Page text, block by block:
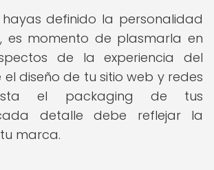
definido la personalidad
es momento de plasmarla en
de la experiencia del
el diseño de tu sitio web y redes
el packaging de tus
detalle debe reflejar la
marca.